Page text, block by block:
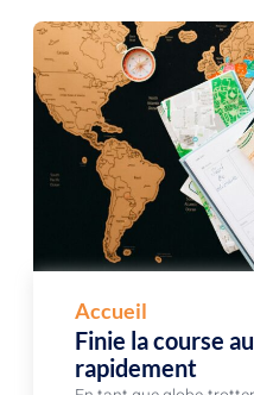
Accueil
Finie la course
rapidement